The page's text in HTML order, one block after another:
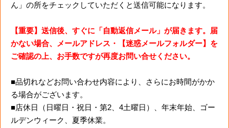
ん」の所をチェックしていただくと送信可能になります。
【重要】送信後、すぐに「自動返信メール」が届きます。届
かない場合、メールアドレス・【迷惑メールフォルダー】を
ご確認の上、お手数ですが再度お問い合せください。
■品切れなどお問い合わせ内容により、さらにお時間がかか
る場合がございます。
■店休日（日曜日・祝日・第2、4土曜日）、年末年始、ゴー
ルデンウィーク、夏季休業。